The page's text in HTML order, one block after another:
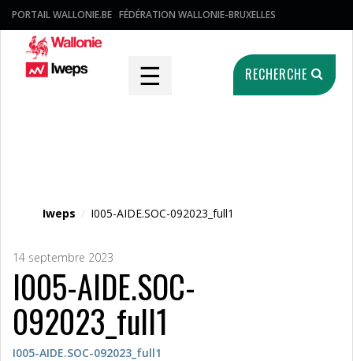
PORTAIL WALLONIE.BE FÉDÉRATION WALLONIE-BRUXELLES
☰ RECHERCHE
Iweps / I005-AIDE.SOC-092023_full1
14 septembre 2023
I005-AIDE.SOC-
092023_full1
I005-AIDE.SOC-092023_full1